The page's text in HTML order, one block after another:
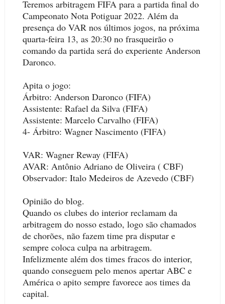
Teremos arbitragem FIFA para a partida final do
Campeonato Nota Potiguar 2022. Além da
presença do VAR nos últimos jogos, na próxima
quarta-feira 13, as 20:30 no frasqueirão o
comando da partida será do experiente Anderson
Daronco.
Apita o jogo:
Árbitro: Anderson Daronco (FIFA)
Assistente: Rafael da Silva (FIFA)
Assistente: Marcelo Carvalho (FIFA)
4- Árbitro: Wagner Nascimento (FIFA)
VAR: Wagner Reway (FIFA)
AVAR: Antônio Adriano de Oliveira ( CBF)
Observador: Italo Medeiros de Azevedo (CBF)
Opinião do blog.
Quando os clubes do interior reclamam da
arbitragem do nosso estado, logo são chamados
de chorões, não fazem time pra disputar e
sempre coloca culpa na arbitragem.
Infelizmente além dos times fracos do interior,
quando conseguem pelo menos apertar ABC e
América o apito sempre favorece aos times da
capital.